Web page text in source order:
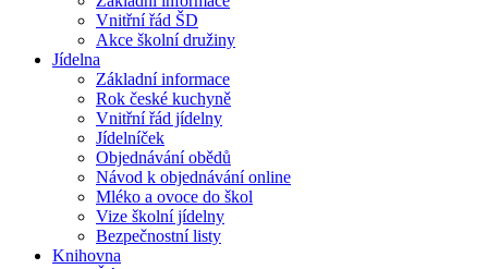
Vnitřní řád ŠD
Akce školní družiny
Jídelna
Základní informace
Rok české kuchyně
Vnitřní řád jídelny
Jídelníček
Objednávání obědů
Návod k objednávání online
Mléko a ovoce do škol
Vize školní jídelny
Bezpečnostní listy
Knihovna